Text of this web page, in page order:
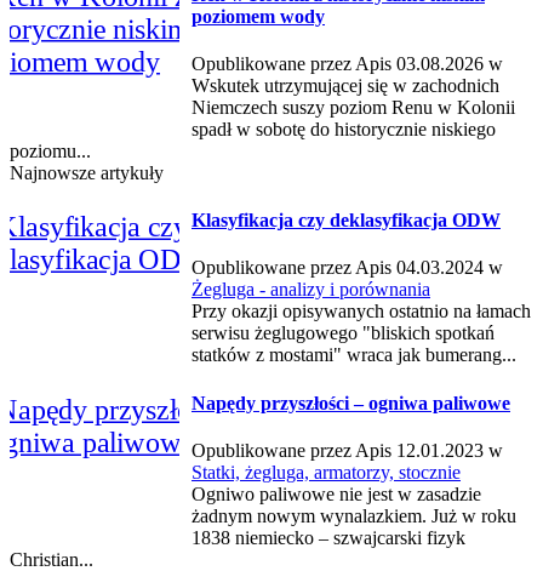
poziomem wody
Opublikowane przez Apis 03.08.2026 w
Wskutek utrzymującej się w zachodnich
Niemczech suszy poziom Renu w Kolonii
spadł w sobotę do historycznie niskiego
poziomu...
Najnowsze artykuły
Klasyfikacja czy deklasyfikacja ODW
Opublikowane przez Apis 04.03.2024 w
Żegluga - analizy i porównania
Przy okazji opisywanych ostatnio na łamach
serwisu żeglugowego "bliskich spotkań
statków z mostami" wraca jak bumerang...
Napędy przyszłości – ogniwa paliwowe
Opublikowane przez Apis 12.01.2023 w
Statki, żegluga, armatorzy, stocznie
Ogniwo paliwowe nie jest w zasadzie
żadnym nowym wynalazkiem. Już w roku
1838 niemiecko – szwajcarski fizyk
Christian...